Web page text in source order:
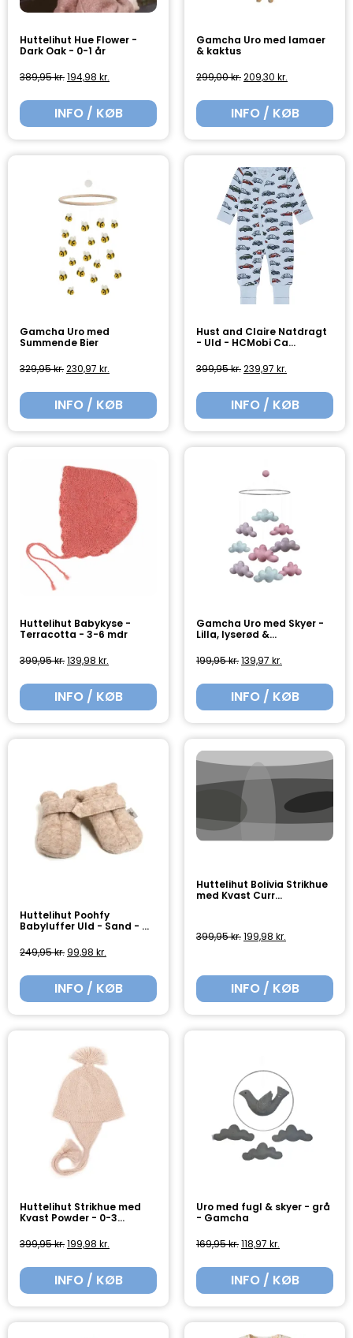
Huttelihut Hue Flower -
Dark Oak - 0-1 år
389,95kr.194,98 kr.
INFO / KØB
Gamcha Uro med lamaer
& kaktus
299,00kr.209,30 kr.
INFO / KØB
Gamcha Uro med
Summende Bier
329,95kr.230,97 kr.
INFO / KØB
Hust and Claire Natdragt
- Uld - HCMobi Ca...
399,95kr.239,97 kr.
INFO / KØB
Huttelihut Babykyse -
Terracotta - 3-6 mdr
399,95kr.139,98 kr.
INFO / KØB
Gamcha Uro med Skyer -
Lilla, lyserød &...
199,95kr.139,97 kr.
INFO / KØB
Huttelihut Poohfy
Babyluffer Uld - Sand - ...
249,95kr. 99,98 kr.
INFO / KØB INFO / KØB
Huttelihut Strikhue med
Kvast Powder - 0-3...
399,95kr.199,98 kr.
INFO / KØB
Uro med fugl & skyer - grå
- Gamcha
169,95kr.118,97 kr.
INFO / KØB